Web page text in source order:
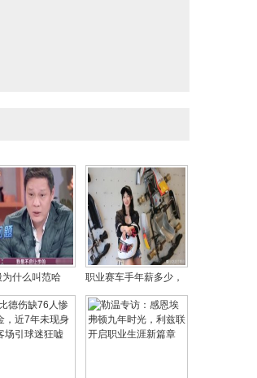
什么叫范哈
帝、范小偷，范
段感情回顾
职业赛车手年薪多少，
没钱可以成为赛车手
吗？